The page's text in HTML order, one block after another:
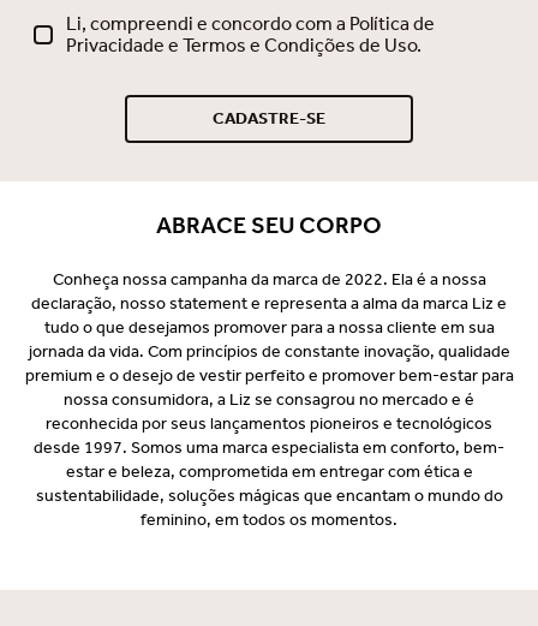
Li, compreendi e concordo com a Política de
Privacidade e Termos e Condições de Uso.
CADASTRE-SE
ABRACE SEU CORPO
Conheça nossa campanha da marca de 2022. Ela é a nossa
declaração, nosso statement e representa a alma da marca Liz e
tudo o que desejamos promover para a nossa cliente em sua
jornada da vida. Com princípios de constante inovação, qualidade
premium e o desejo de vestir perfeito e promover bem-estar para
nossa consumidora, a Liz se consagrou no mercado e é
reconhecida por seus lançamentos pioneiros e tecnológicos
desde 1997. Somos uma marca especialista em conforto, bem-
estar e beleza, comprometida em entregar com ética e
sustentabilidade, soluções mágicas que encantam o mundo do
feminino, em todos os momentos.